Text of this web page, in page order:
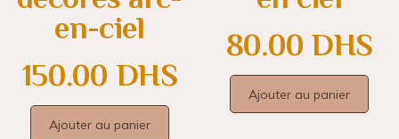
en-ciel
150.00 DHS
Ajouter au panier
80.00 DHS
Ajouter au panier